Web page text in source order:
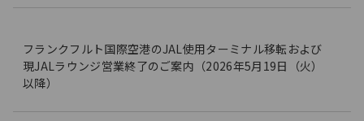
フランクフルト国際空港のJAL使用ターミナル移転および
現JALラウンジ営業終了のご案内（2026年5月19日（火）
以降）